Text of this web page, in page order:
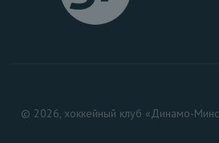
© 2026, хоккейный клуб «Динамо-